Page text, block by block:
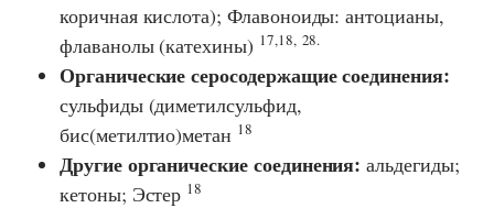
коричная кислота); Флавоноиды: антоцианы,
флаванолы (катехины) 17,18, 28.
Органические серосодержащие соединения:
сульфиды (диметилсульфид,
бис(метилтио)метан 18
Другие органические соединения: альдегиды;
кетоны; Эстер 18